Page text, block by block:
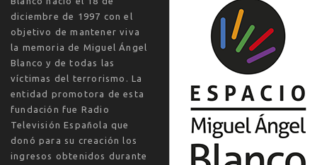
diciembre de 1997 con el
objetivo de mantener viva
la memoria de Miguel Ángel
Blanco y de todas las
víctimas del terrorismo. La
entidad promotora de esta
fundación fue Radio
Televisión Española que
donó para su creación los
ingresos obtenidos durante